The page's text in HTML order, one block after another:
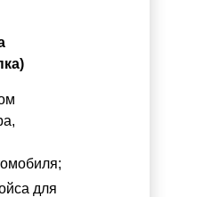
для